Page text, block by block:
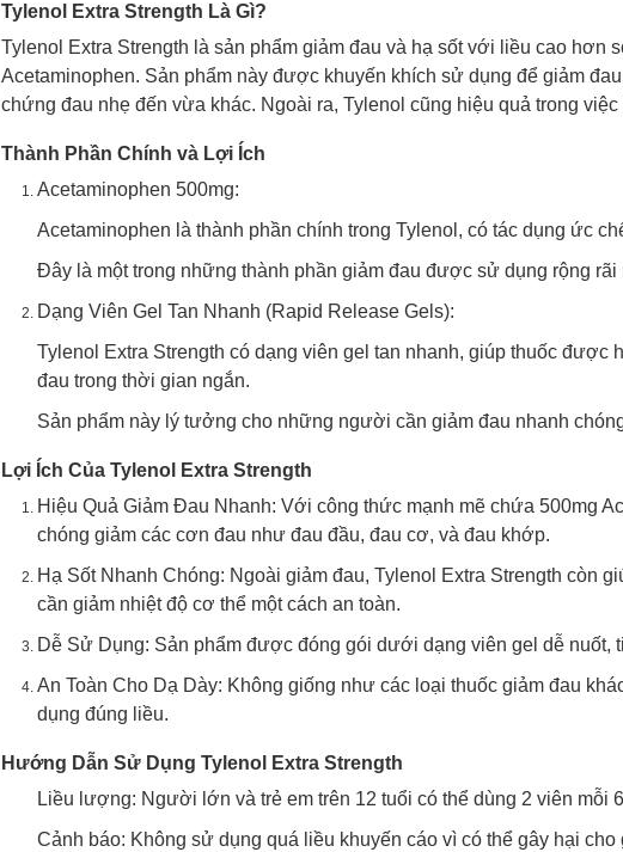
Tylenol Extra Strength Là Gì?
Tylenol Extra Strength là sản phẩm giảm đau và hạ sốt với liều cao
Acetaminophen. Sản phẩm này được khuyến khích sử dụng để giảm
chứng đau nhẹ đến vừa khác. Ngoài ra, Tylenol cũng hiệu quả trong việc
Thành Phần Chính và Lợi Ích
Acetaminophen 500mg:
Acetaminophen là thành phần chính trong Tylenol, có tác dụng ức
Đây là một trong những thành phần giảm đau được sử dụng rộng
Dạng Viên Gel Tan Nhanh (Rapid Release Gels):
Tylenol Extra Strength có dạng viên gel tan nhanh, giúp thuốc
đau trong thời gian ngắn.
Sản phẩm này lý tưởng cho những người cần giảm đau nhanh
Lợi Ích Của Tylenol Extra Strength
Hiệu Quả Giảm Đau Nhanh: Với công thức mạnh mẽ chứa 500mg
chóng giảm các cơn đau như đau đầu, đau cơ, và đau khớp.
Hạ Sốt Nhanh Chóng: Ngoài giảm đau, Tylenol Extra Strength còn
cần giảm nhiệt độ cơ thể một cách an toàn.
Dễ Sử Dụng: Sản phẩm được đóng gói dưới dạng viên gel dễ nuốt,
An Toàn Cho Dạ Dày: Không giống như các loại thuốc giảm đau
dụng đúng liều.
Hướng Dẫn Sử Dụng Tylenol Extra Strength
Liều lượng: Người lớn và trẻ em trên 12 tuổi có thể dùng 2 viên mỗi
Cảnh báo: Không sử dụng quá liều khuyến cáo vì có thể gây hại